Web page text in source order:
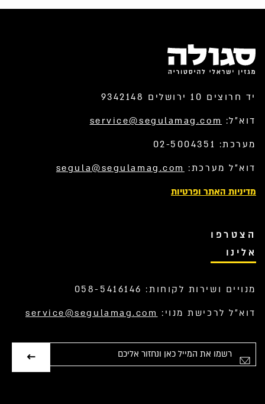
יד חרוצים 10 ירושלים 9342148
דוא”ל: service@segulamag.com
מערכת: 02-5004351
דוא”ל מערכת: segula@segulamag.com
מדיניות האתר ופרטיות
הצטרפו
אלינו
מנויים ושירות לקוחות: 058-5416146
דוא”ל לרכישת מנוי: service@segulamag.com